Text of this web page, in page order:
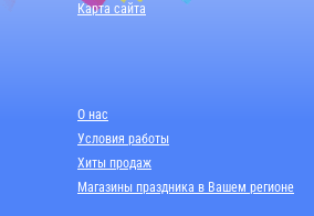
Карта сайта
О нас
Условия работы
Хиты продаж
Магазины праздника в Вашем регионе